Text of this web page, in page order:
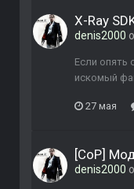
X-Ray
denis2000
Если опять
искомый
27 мая
[CoP]
denis2000